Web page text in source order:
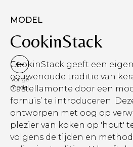
MODEL
CookinStack
CookinStack geeft een
eeuwenoude traditie van
Castellamonte door een
fornuis’ te introduceren.
ontworpen met oog op
plezier van koken op 'hout'
volgens de tijden en
Vorige
model